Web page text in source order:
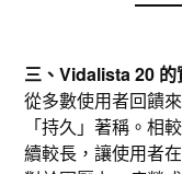
三、Vidalista 20
從多數使用者回饋
「持久」著稱。相
續較長，讓使用者